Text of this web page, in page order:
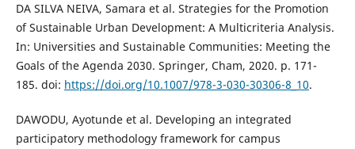
DA SILVA NEIVA, Samara et al. Strategies for the Promotion
of Sustainable Urban Development: A Multicriteria Analysis.
In: Universities and Sustainable Communities: Meeting the
Goals of the Agenda 2030. Springer, Cham, 2020. p. 171-
185. doi: https://doi.org/10.1007/978-3-030-30306-8_10.
DAWODU, Ayotunde et al. Developing an integrated
participatory methodology framework for campus